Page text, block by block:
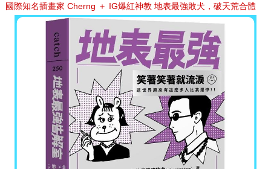
國際知名插畫家 Cherng ＋ IG爆紅神教 地表最強敗犬，破天荒合體